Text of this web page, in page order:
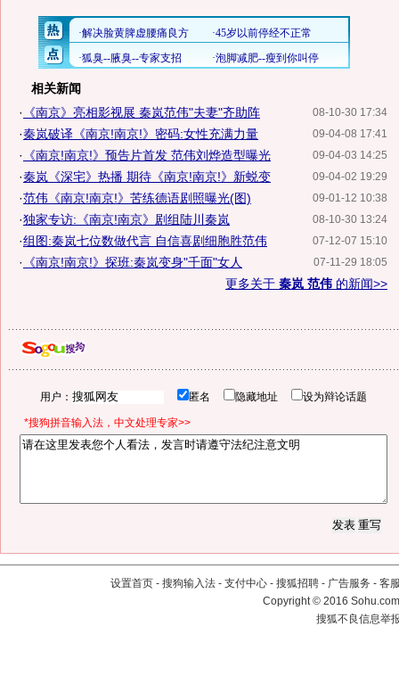
相关新闻
08-10-30 17:34
· 《南京》亮相影视展 秦岚范伟"夫妻"齐助阵
09-04-08 17:41
·秦岚破译《南京!南京!》密码:女性充满力量
09-04-03 14:25
· 《南京!南京!》预告片首发 范伟刘烨造型曝光
09-04-02 19:29
·秦岚《深宅》热播 期待《南京!南京!》新蜕变
09-01-12 10:38
·范伟《南京!南京!》苦练德语剧照曝光(图)
08-10-30 13:24
·独家专访:《南京!南京》剧组陆川秦岚
07-12-07 15:10
·组图:秦岚七位数做代言 自信喜剧细胞胜范伟
07-11-29 18:05
·
《南京!南京!》探班:秦岚变身"千面"女人
更多关于 秦岚 范伟 的新闻>>
用户： 匿名 隐藏地址 设为辩论话题
*搜狗拼音输入法，中文处理专家>>
设置首页 - 搜狗输入法 - 支付中心 - 搜狐招聘 - 广告服务 - 客
Copyright©2016
搜狐不良信息举